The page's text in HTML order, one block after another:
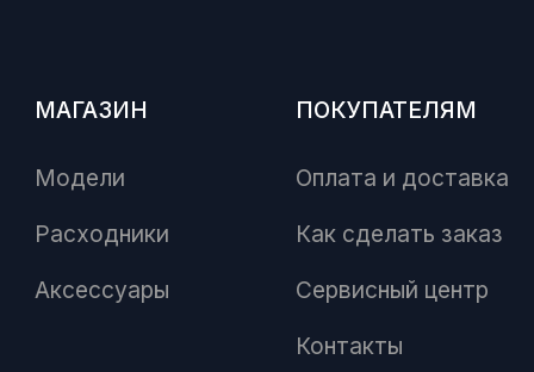
МАГАЗИН
Модели
Расходники
Аксессуары
ПОКУПАТЕЛЯМ
Оплата и доставка
Как сделать заказ
Сервисный центр
Контакты